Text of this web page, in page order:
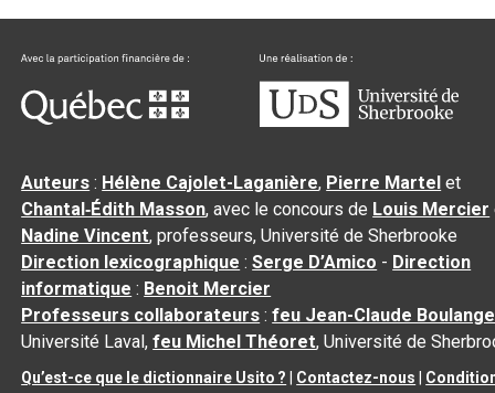
Auteurs : Hélène Cajolet-Laganière, Pierre Martel et
Chantal‑Édith Masson, avec le concours de Louis Mercier
Nadine Vincent, professeurs, Université de Sherbrooke
Direction lexicographique :Serge D’Amico - Direction
informatique : Benoit Mercier
Professeurs collaborateurs :feu Jean-Claude
Université Laval,feu Michel Théoret, Université de
Qu’est-ce que le dictionnaire Usito ? Contactez-nous